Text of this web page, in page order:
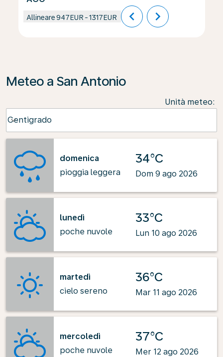
Allineare947EUR -1317EUR chevron_left chevron_right
Meteo a San Antonio
Unità meteo:
Centigrado
keyboard_arrow_down
domenica
pioggia leggera
34°C
Dom 9 ago 2026
lunedì
poche nuvole
33°C
Lun 10 ago 2026
martedì
cielo sereno
36°C
Mar 11 ago 2026
mercoledì
poche nuvole
37°C
Mer 12 ago 2026